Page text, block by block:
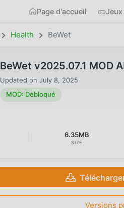
Page d'accueil Jeux
Health BeWet
BeWet v2025.07.1 MOD
Updated on July 8, 2025
MOD: Débloqué
6.35MB
SIZE
Versions